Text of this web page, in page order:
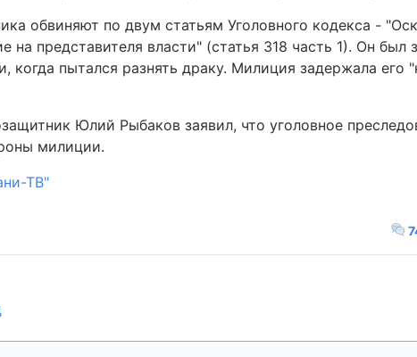
обвиняют по двум статьям Уголовного кодекса -
на представителя власти" (статья 318 часть 1). Он был
когда пытался разнять драку. Милиция задержала его
Юлий Рыбаков заявил, что уголовное
милиции.
ТВ"